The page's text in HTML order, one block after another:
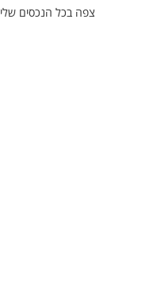
צפה בכל הנכסים שלי